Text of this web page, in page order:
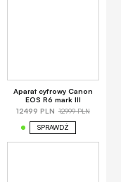
Aparat cyfrowy Canon
EOS R6 mark III
12499 PLN 12999 PLN
SPRAWDŹ